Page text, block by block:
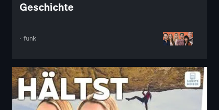
Geschichte
· funk